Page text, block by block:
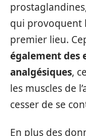
qui provoquent
premier lieu.
également des
analgésiques,
les muscles de
cesser de se
En plus des